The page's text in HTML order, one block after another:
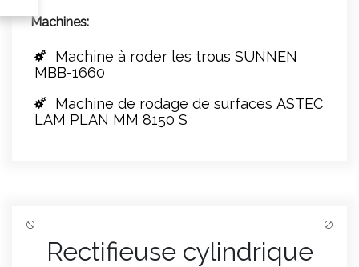
Machines:
Machine à roder les trous SUNNEN
MBB-1660
Machine de rodage de surfaces ASTEC
LAM PLAN MM 8150 S
Rectifieuse cylindrique